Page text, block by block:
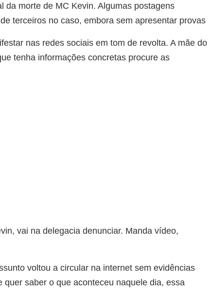
da morte de MC Kevin. Algumas postagens
terceiros no caso, embora sem apresentar provas
nas redes sociais em tom de revolta. A mãe do
tenha informações concretas procure as
vai na delegacia denunciar. Manda vídeo,
voltou a circular na internet sem evidências
saber o que aconteceu naquele dia, essa